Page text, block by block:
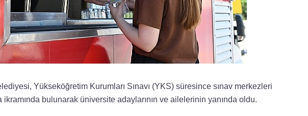
Yükseköğretim Kurumları Sınavı (YKS) süresince sınav merkezleri
bulunarak üniversite adaylarının ve ailelerinin yanında oldu.